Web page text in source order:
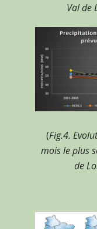
Val de
(Fig.4.
mois le plus
de